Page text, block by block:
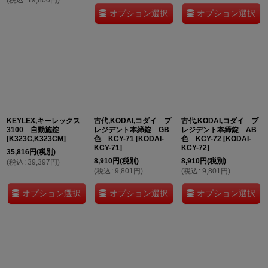
オプション選択 オプション選択
KEYLEX,キーレックス
3100 自動施錠
[K323C,K323CM]
35,816円(税別)
(税込 : 39,397円)
オプション選択
古代,KODAI,コダイ プ
レジデント本締錠 GB
色 KCY-71 [KODAI-
KCY-71]
8,910円(税別)
(税込 : 9,801 円)
オプション選択
古代,KODAI,コダイ プ
レジデント本締錠 AB
色 KCY-72 [KODAI-
KCY-72]
8,910円(税別)
(税込 : 9,801 円)
オプション選択